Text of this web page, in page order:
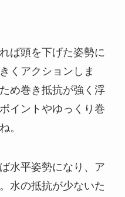
ば頭を下げた姿勢に
くアクションしま
め巻き抵抗が強く浮
イントやゆっくり巻
。
水平姿勢になり、ア
水の抵抗が少ないた